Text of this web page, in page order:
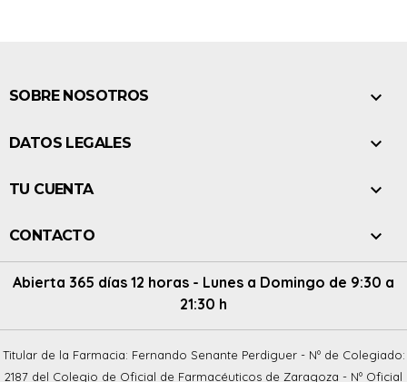
SOBRE NOSOTROS 
DATOS LEGALES 
TU CUENTA 
CONTACTO 
Abierta 365 días 12 horas - Lunes a Domingo de 9:30 a
21:30 h
Titular de la Farmacia: Fernando Senante Perdiguer - Nº de Colegiado:
2187 del Colegio de Oficial de Farmacéuticos de Zaragoza - Nº Oficial